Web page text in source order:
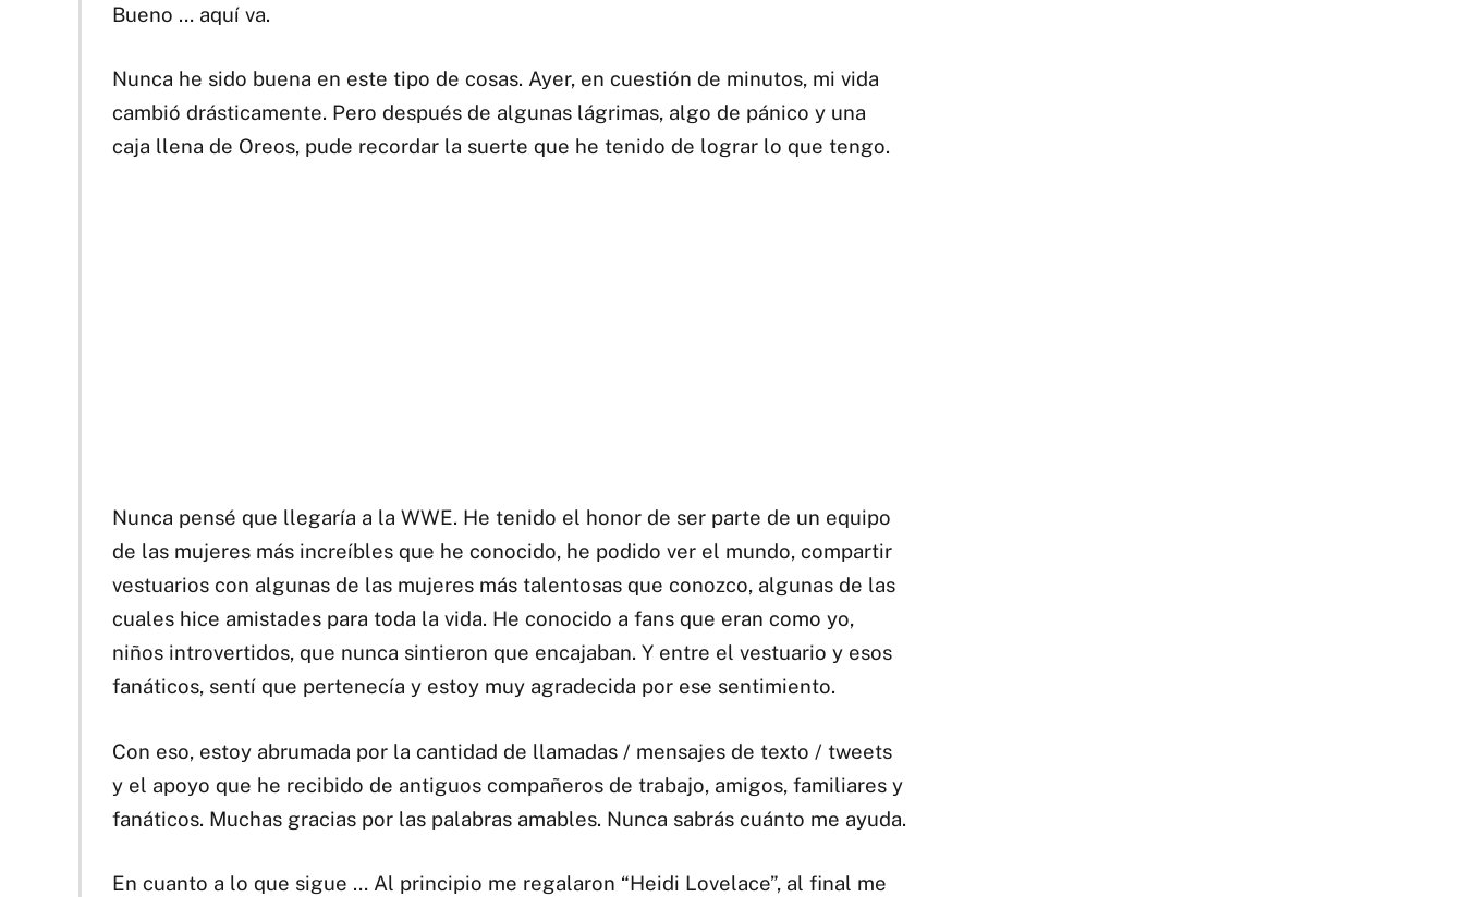
Bueno … aquí va.
Nunca he sido buena en este tipo de cosas. Ayer, en cuestión de minutos, mi vida
cambió drásticamente. Pero después de algunas lágrimas, algo de pánico y una
caja llena de Oreos, pude recordar la suerte que he tenido de lograr lo que tengo.
Nunca pensé que llegaría a la WWE. He tenido el honor de ser parte de un equipo
de las mujeres más increíbles que he conocido, he podido ver el mundo, compartir
vestuarios con algunas de las mujeres más talentosas que conozco, algunas de las
cuales hice amistades para toda la vida. He conocido a fans que eran como yo,
niños introvertidos, que nunca sintieron que encajaban. Y entre el vestuario y esos
fanáticos, sentí que pertenecía y estoy muy agradecida por ese sentimiento.
Con eso, estoy abrumada por la cantidad de llamadas / mensajes de texto / tweets
y el apoyo que he recibido de antiguos compañeros de trabajo, amigos, familiares y
fanáticos. Muchas gracias por las palabras amables. Nunca sabrás cuánto me ayuda.
En cuanto a lo que sigue … Al principio me regalaron “Heidi Lovelace”, al final me